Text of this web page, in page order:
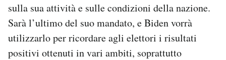
sulla sua attività e sulle condizioni della nazione.
Sarà l’ultimo del suo mandato, e Biden vorrà
utilizzarlo per ricordare agli elettori i risultati
positivi ottenuti in vari ambiti, soprattutto